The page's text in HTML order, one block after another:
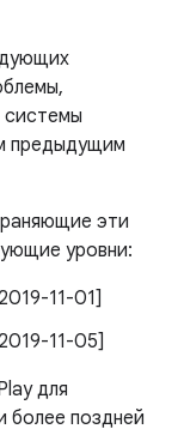
предыдущим
эти
уровни:
11-01]
11-05]
для
более поздней